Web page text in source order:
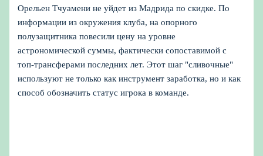
Орельен Тчуамени не уйдет из Мадрида по скидке. По
информации из окружения клуба, на опорного
полузащитника повесили цену на уровне
астрономической суммы, фактически сопоставимой с
топ‑трансферами последних лет. Этот шаг "сливочные"
используют не только как инструмент заработка, но и как
способ обозначить статус игрока в команде.